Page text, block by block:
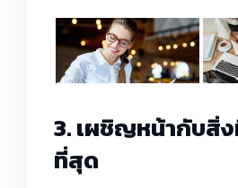
3. เผชิญหน้ากับสิ่
ที่สุด